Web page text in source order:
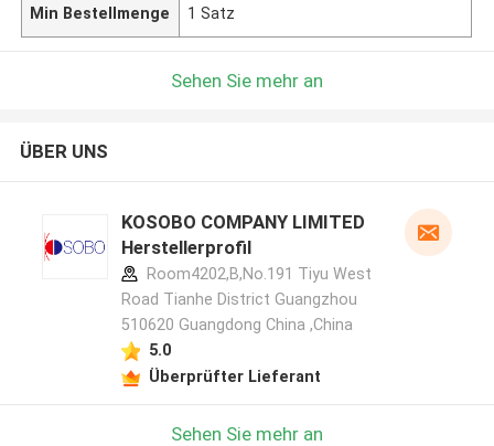
Min Bestellmenge 1 Satz
Sehen Sie mehr an
ÜBER UNS
KOSOBO COMPANY LIMITED
Herstellerprofil
Room4202,B,No.191 Tiyu West
Road Tianhe District Guangzhou
510620 Guangdong China ,China
5.0
Überprüfter Lieferant
Sehen Sie mehr an